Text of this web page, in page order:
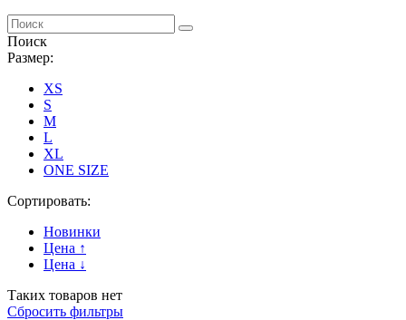
Поиск
Размер:
XS
S
M
L
XL
ONE SIZE
Сортировать:
Новинки
Цена ↑
Цена ↓
Таких товаров нет
Сбросить фильтры